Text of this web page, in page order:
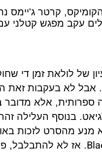
קרטר ג'יימס
עקב מפגש קטלני
של לולאת זמן די
אבל לא בעקבות זאת
ספרותית, אלא מדובר
בנוסף העלילה
מנע מהסרט לזכות
. אז לא להתבלבל,